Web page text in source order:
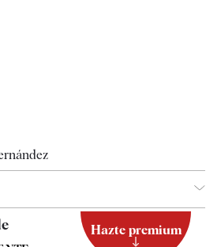
Hazte premium